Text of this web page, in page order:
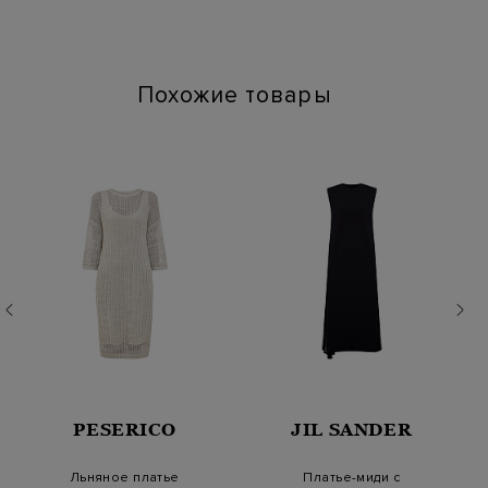
Похожие товары
PESERICO
Льняное платье
JIL SANDER
Платье-миди с